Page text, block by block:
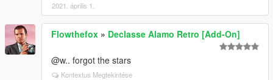
2021. április 1.
Flowthefox » Declasse Alamo Retro [Add-On]
@w.. forgot the stars
Kontextus Megtekintése